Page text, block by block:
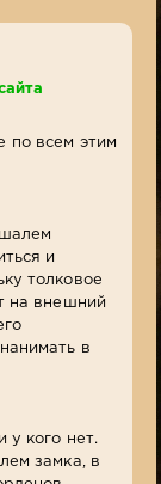
по всем этим
и
толковое
на внешний
в
у кого нет.
замка, в